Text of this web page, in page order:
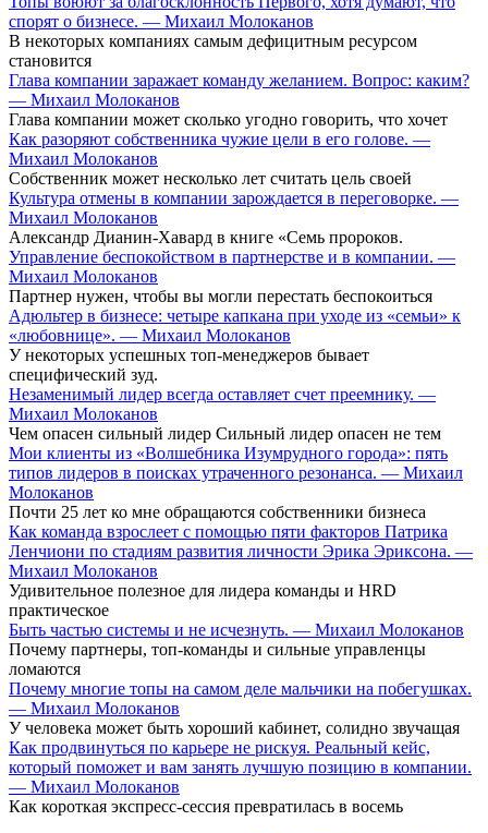
спорят о бизнесе. — Михаил Молоканов
В некоторых компаниях самым дефицитным ресурсом
становится
Глава компании заражает команду желанием. Вопрос: каким?
— Михаил Молоканов
Глава компании может сколько угодно говорить, что хочет
Как разоряют собственника чужие цели в его голове. —
Михаил Молоканов
Собственник может несколько лет считать цель своей
Культура отмены в компании зарождается в переговорке. —
Михаил Молоканов
Александр Дианин-Хавард в книге «Семь пророков.
Управление беспокойством в партнерстве и в компании. —
Михаил Молоканов
Партнер нужен, чтобы вы могли перестать беспокоиться
Адюльтер в бизнесе: четыре капкана при уходе из «семьи» к
«любовнице». — Михаил Молоканов
У некоторых успешных топ-менеджеров бывает
специфический зуд.
Незаменимый лидер всегда оставляет счет преемнику. —
Михаил Молоканов
Чем опасен сильный лидер Сильный лидер опасен не тем
Мои клиенты из «Волшебника Изумрудного города»: пять
типов лидеров в поисках утраченного резонанса. — Михаил
Молоканов
Почти 25 лет ко мне обращаются собственники бизнеса
Как команда взрослеет с помощью пяти факторов Патрика
Ленчиони по стадиям развития личности Эрика Эриксона. —
Михаил Молоканов
Удивительное полезное для лидера команды и HRD
практическое
Быть частью системы и не исчезнуть. — Михаил Молоканов
Почему партнеры, топ-команды и сильные управленцы
ломаются
Почему многие топы на самом деле мальчики на побегушках.
— Михаил Молоканов
У человека может быть хороший кабинет, солидно звучащая
Как продвинуться по карьере не рискуя. Реальный кейс,
который поможет и вам занять лучшую позицию в компании.
— Михаил Молоканов
Как короткая экспресс-сессия превратилась в восемь